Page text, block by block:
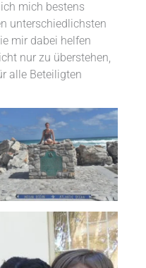
mich bestens
unterschiedlichsten
mir dabei helfen
nur zu überstehen,
alle Beteiligten